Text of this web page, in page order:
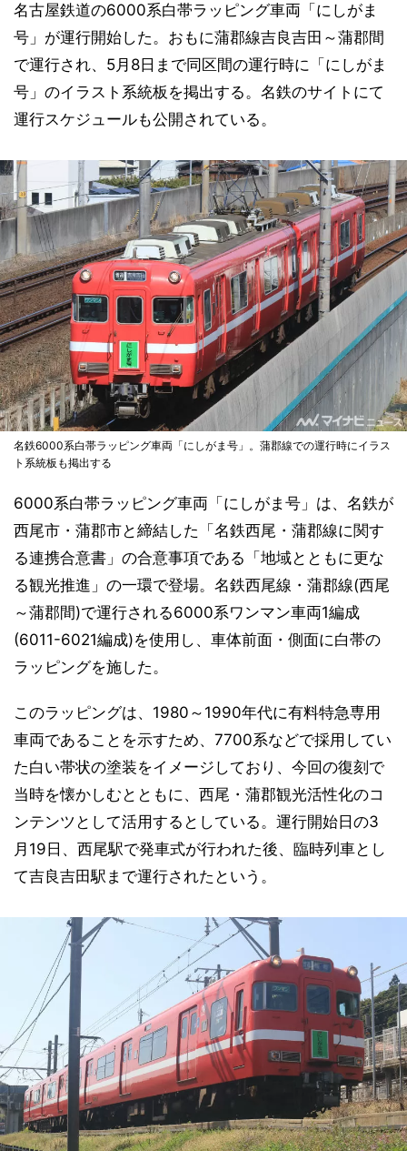
名古屋鉄道の6000系白帯ラッピング車両「にしがま
号」が運行開始した。おもに蒲郡線吉良吉田～蒲郡間
で運行され、5月8日まで同区間の運行時に「にしがま
号」のイラスト系統板を掲出する。名鉄のサイトにて
運行スケジュールも公開されている。
名鉄6000系白帯ラッピング車両「にしがま号」。蒲郡線での運行時にイラス
ト系統板も掲出する
6000系白帯ラッピング車両「にしがま号」は、名鉄が
西尾市・蒲郡市と締結した「名鉄西尾・蒲郡線に関す
る連携合意書」の合意事項である「地域とともに更な
る観光推進」の一環で登場。名鉄西尾線・蒲郡線(西尾
～蒲郡間)で運行される6000系ワンマン車両1編成
(6011-6021編成)を使用し、車体前面・側面に白帯の
ラッピングを施した。
このラッピングは、1980～1990年代に有料特急専用
車両であることを示すため、7700系などで採用してい
た白い帯状の塗装をイメージしており、今回の復刻で
当時を懐かしむとともに、西尾・蒲郡観光活性化のコ
ンテンツとして活用するとしている。運行開始日の3
月19日、西尾駅で発車式が行われた後、臨時列車とし
て吉良吉田駅まで運行されたという。